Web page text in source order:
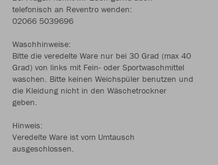
telefonisch an Reventro wenden:
02066 5039696
Waschhinweise:
Bitte die veredelte Ware nur bei 30 Grad (max 40
Grad) von links mit Fein- oder Sportwaschmittel
waschen. Bitte keinen Weichspüler benutzen und
die Kleidung nicht in den Wäschetrockner
geben.
Hinweis:
Veredelte Ware ist vom Umtausch
ausgeschlossen.